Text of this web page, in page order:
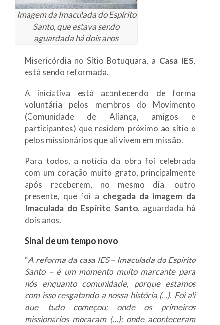
Imagem da Imaculada do Espírito
Santo, que estava sendo
aguardada há dois anos
Misericórdia no Sítio Botuquara, a Casa IES,
está sendo reformada.
A iniciativa está acontecendo de forma
voluntária pelos membros do Movimento
(Comunidade de Aliança, amigos e
participantes) que residem próximo ao sítio e
pelos missionários que ali vivem em missão.
Para todos, a notícia da obra foi celebrada
com um coração muito grato, principalmente
após receberem, no mesmo dia, outro
presente, que foi a chegada da imagem da
Imaculada do Espírito Santo, aguardada há
dois anos.
Sinal de um tempo novo
“A reforma da casa IES – Imaculada do Espírito
Santo – é um momento muito marcante para
nós enquanto comunidade, porque estamos
com isso resgatando a nossa história (…). Foi ali
que tudo começou; onde os primeiros
missionários moraram (…); onde aconteceram